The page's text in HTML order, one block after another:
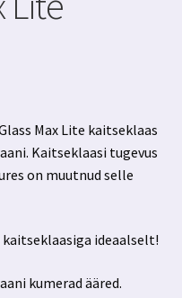
Max Lite kaitseklaas
Kaitseklaasi tugevus
on muutnud selle
ideaalselt!
kumerad ääred.